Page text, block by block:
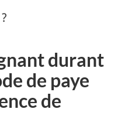
durant
de paye
de